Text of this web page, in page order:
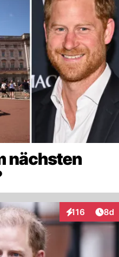
nächsten
116
Interaktionen
8d